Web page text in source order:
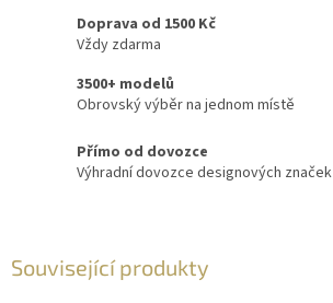
Doprava od 1500 Kč
Vždy zdarma
3500+ modelů
Obrovský výběr na jednom místě
Přímo od dovozce
Výhradní dovozce designových značek
Související produkty